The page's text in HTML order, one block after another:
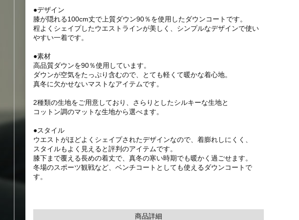
●デザイン
膝が隠れる100cm丈で上質ダウン90％を使用したダウンコートです。
程よくシェイプしたウエストラインが美しく、シンプルなデザインで使い
やすい一着です。
●素材
高品質ダウンを90％使用しています。
ダウンが空気をたっぷり含むので、とても軽くて暖かな着心地。
真冬に欠かせないマストなアイテムです。
2種類の生地をご用意しており、さらりとしたシルキーな生地と
コットン調のマットな生地から選べます。
●スタイル
ウエストがほどよくシェイプされたデザインなので、着膨れしにくく、
スタイルもよく見えると評判のアイテムです。
膝下まで覆える長めの着丈で、真冬の寒い時期でも暖かく過ごせます。
冬場のスポーツ観戦など、ベンチコートとしても使えるダウンコートで
す。
商品詳細